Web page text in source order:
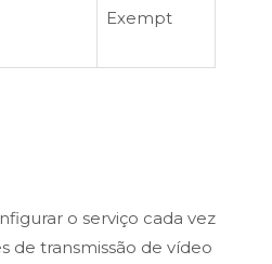
Exempt
o serviço cada vez
de transmissão de vídeo